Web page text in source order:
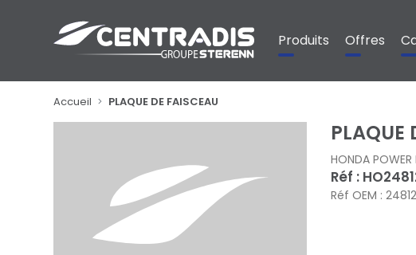
Produits Offres
Accueil PLAQUE DE FAISCEAU
PLAQUE
HONDA POWER
Réf :
Réf OEM :